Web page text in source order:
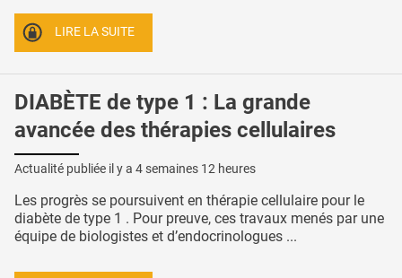
LIRE LA SUITE
DIABÈTE de type 1 : La grande
avancée des thérapies cellulaires
Actualité publiée il y a 4 semaines 12 heures
Les progrès se poursuivent en thérapie cellulaire pour le
diabète de type 1 . Pour preuve, ces travaux menés par une
équipe de biologistes et d’endocrinologues ...